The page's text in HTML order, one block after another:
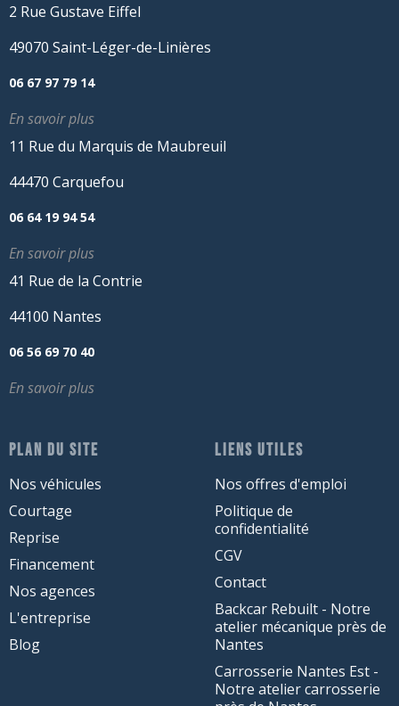
2 Rue Gustave Eiffel
49070 Saint-Léger-de-Linières
06 67 97 79 14
En savoir plus
11 Rue du Marquis de Maubreuil
44470 Carquefou
06 64 19 94 54
En savoir plus
41 Rue de la Contrie
44100 Nantes
06 56 69 70 40
En savoir plus
PLAN DU SITE
Nos véhicules
Courtage
Reprise
Financement
Nos agences
L'entreprise
Blog
LIENS UTILES
Nos offres d'emploi
Politique de
confidentialité
CGV
Contact
Backcar Rebuilt - Notre
atelier mécanique près de
Nantes
Carrosserie Nantes Est -
Notre atelier carrosserie